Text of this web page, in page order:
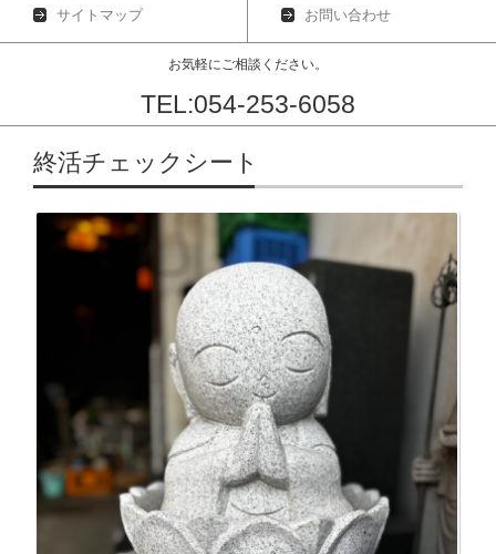
サイトマップ お問い合わせ
お気軽にご相談ください。
TEL:054-253-6058
コンテンツに移動
終活チェックシート